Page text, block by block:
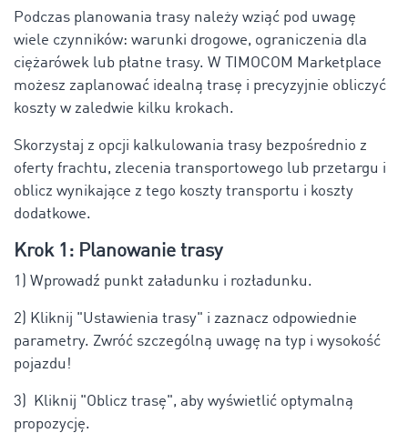
Podczas planowania trasy należy wziąć pod uwagę
wiele czynników: warunki drogowe, ograniczenia dla
ciężarówek lub płatne trasy. W TIMOCOM Marketplace
możesz zaplanować idealną trasę i precyzyjnie obliczyć
koszty w zaledwie kilku krokach.
Skorzystaj z opcji kalkulowania trasy bezpośrednio z
oferty frachtu, zlecenia transportowego lub przetargu i
oblicz wynikające z tego koszty transportu i koszty
dodatkowe.
Krok 1: Planowanie trasy
1) Wprowadź punkt załadunku i rozładunku.
2) Kliknij "Ustawienia trasy" i zaznacz odpowiednie
parametry. Zwróć szczególną uwagę na typ i wysokość
pojazdu!
3) Kliknij "Oblicz trasę", aby wyświetlić optymalną
propozycję.